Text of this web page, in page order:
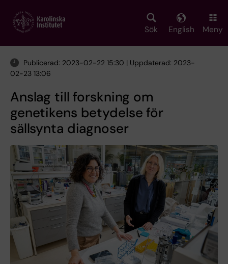
main
Sök English Meny
Publicerad: 2023-02-22 15:30 | Uppdaterad: 2023-
02-23 13:06
Anslag till forskning om
genetikens betydelse för
sällsynta diagnoser